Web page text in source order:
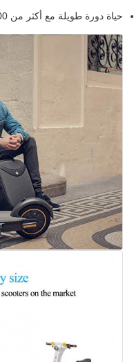
حياة دورة طويلة مع أكثر من 800 دورة شحن